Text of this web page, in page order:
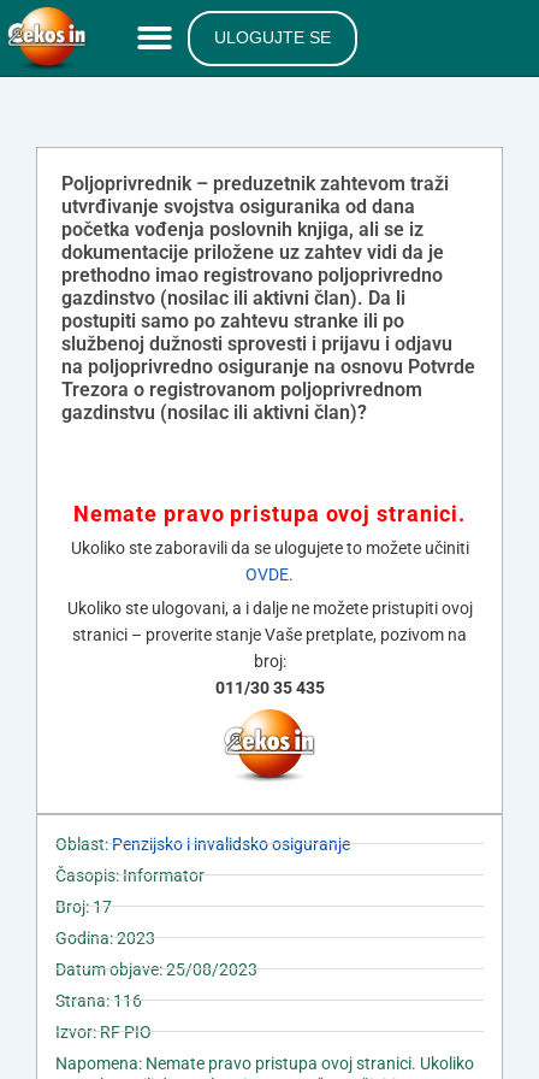
ULOGUJTE SE
Poljoprivrednik – preduzetnik zahtevom traži
utvrđivanje svojstva osiguranika od dana
početka vođenja poslovnih knjiga, ali se iz
dokumentacije priložene uz zahtev vidi da je
prethodno imao registrovano poljoprivredno
gazdinstvo (nosilac ili aktivni član). Da li
postupiti samo po zahtevu stranke ili po
službenoj dužnosti sprovesti i prijavu i odjavu
na poljoprivredno osiguranje na osnovu Potvrde
Trezora o registrovanom poljoprivrednom
gazdinstvu (nosilac ili aktivni član)?
Nemate pravo pristupa ovoj stranici.
Ukoliko ste zaboravili da se ulogujete to možete učiniti
OVDE.
Ukoliko ste ulogovani, a i dalje ne možete pristupiti ovoj
stranici – proverite stanje Vaše pretplate, pozivom na
broj:
011/30 35 435
Oblast:Penzijsko i invalidsko osiguranje
Časopis: Informator
Broj: 17
Godina: 2023
Datum objave: 25/08/2023
Strana: 116
Izvor: RF PIO
Napomena: Nemate pravo pristupa ovoj stranici. Ukoliko